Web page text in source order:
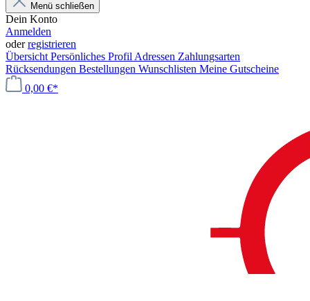
Menü schließen
Dein Konto
Anmelden
oderregistrieren
Übersicht Persönliches Profil Adressen Zahlungsarten
Rücksendungen Bestellungen Wunschlisten Meine Gutscheine
0,00 €*